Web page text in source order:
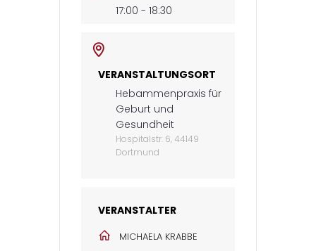
17:00 - 18:30
VERANSTALTUNGSORT
Hebammenpraxis für
Geburt und
Gesundheit
Hospitalstr. 6, 44149
Dortmund
VERANSTALTER
MICHAELA KRABBE